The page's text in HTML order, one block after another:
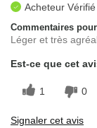
Acheteur Vérifié
Commentaires
Léger et très
Est-ce que cet
1 0
Signaler cet avis